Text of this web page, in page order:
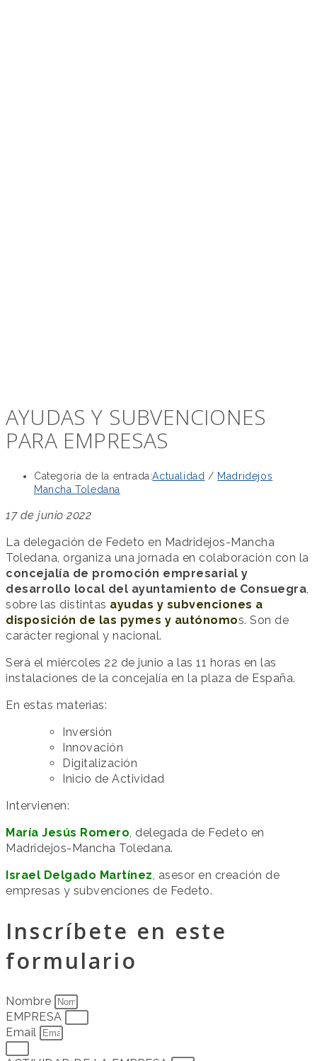
AYUDAS Y SUBVENCIONES
PARA EMPRESAS
Categoría de la entrada:Actualidad / Madridejos
Mancha Toledana
17 de junio 2022
La delegación de Fedeto en Madridejos-Mancha
Toledana, organiza una jornada en colaboración con la
concejalía de promoción empresarial y
desarrollo local del ayuntamiento de Consuegra,
sobre las distintas ayudas y subvenciones a
disposición de las pymes y autónomos. Son de
carácter regional y nacional.
Será el miércoles 22 de junio a las 11 horas en las
instalaciones de la concejalía en la plaza de España.
En estas materias:
Inversión
Innovación
Digitalización
Inicio de Actividad
Intervienen:
María Jesús Romero, delegada de Fedeto en
Madridejos-Mancha Toledana.
Israel Delgado Martínez, asesor en creación de
empresas y subvenciones de Fedeto.
Inscríbete en este
formulario
Nombre
EMPRESA
Email